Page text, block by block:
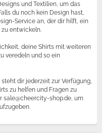
und Textilien, um das
du noch kein Design hast,
Service an, der dir hilft, ein
entwickeln.
deine Shirts mit weiteren
veredeln und so ein
dir jederzeit zur Verfügung,
zu helfen und Fragen zu
sale@cheercity-shop.de, um